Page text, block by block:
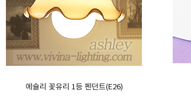
에슐리 꽃유리 1등 펜던트(E26)